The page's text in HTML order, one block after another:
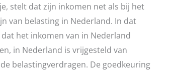
stelt dat zijn inkomen net als bij het
van belasting in Nederland. In dat
het inkomen van in Nederland
in Nederland is vrijgesteld van
belastingverdragen. De goedkeuring